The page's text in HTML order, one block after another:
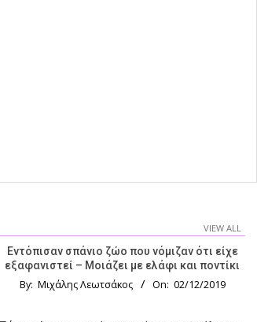
VIEW ALL
Εντόπισαν σπάνιο ζώο που νόμιζαν ότι είχε
εξαφανιστεί – Μοιάζει με ελάφι και ποντίκι
By: Μιχάλης Λεωτσάκος On: 02/12/2019